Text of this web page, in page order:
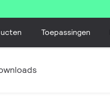
Toepassingen